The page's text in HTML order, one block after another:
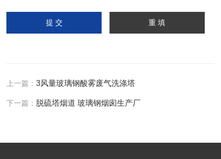
上一篇：3风量玻璃钢酸雾废气洗涤塔
下一篇： 脱硫塔烟道 玻璃钢烟囱生产厂